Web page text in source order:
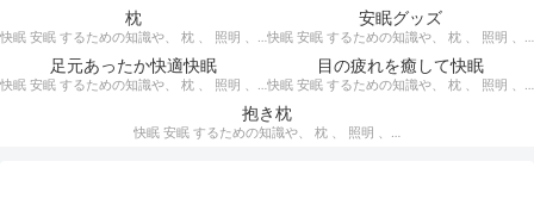
枕
快眠 安眠 するための知識や、 枕 、 照明 、 アロマ など、おすすめの グッズ などを紹介。 ぐっすり眠るために重要な枕選びのポイントや商品の紹介、 テンピュール 、 マニフレックス など。
安眠グッズ
快眠 安眠 するための知識や、 枕 、 照明 、 アロマ など、おすすめの グッズ などを紹介。 いろいろな 快眠 安眠 グッズ の紹介、足枕、うたた寝枕、目覚まし時計、入浴剤 など。
足元あったか快適快眠
快眠 安眠 するための知識や、 枕 、 照明 、 アロマ など、おすすめの グッズ などを紹介。 足元あったかで快適に眠るための 湯たんぽ あったか靴下 レッグウォーマー などの紹介です。
目の疲れを癒して快眠
快眠 安眠 するための知識や、 枕 、 照明 、 アロマ など、おすすめの グッズ などを紹介。 目の疲れを癒やす、 快眠、安眠 のための アイマスク アイピロー について。
抱き枕
快眠 安眠 するための知識や、 枕 、 照明 、 アロマ など、おすすめの グッズ などを紹介。 安心感を得る、リラックスして眠れるための 抱き枕 の紹介です。 妊婦さんや赤ちゃん、腰痛がある人におすすめ。